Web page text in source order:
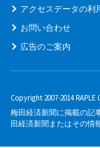
アクセスデータの利
お問い合わせ
広告のご案内
Copyright 2007-2014
梅田経済新聞に掲載の記
田経済新聞またはその情